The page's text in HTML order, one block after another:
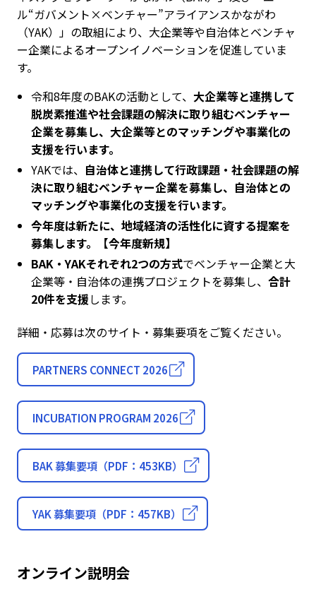
ル“ガバメント×ベンチャー”アライアンスかながわ
（YAK）」の取組により、大企業等や自治体とベンチャ
ー企業によるオープンイノベーションを促進していま
す。
令和8年度のBAKの活動として、 大企業等と連携して
脱炭素推進や社会課題の解決に取り組むベンチャー
企業を募集し、大企業等とのマッチングや事業化の
支援を行います。
YAKでは、 自治体と連携して行政課題・社会課題の解
決に取り組むベンチャー企業を募集し、自治体との
マッチングや事業化の支援を行います。
今年度は新たに、地域経済の活性化に資する提案を
募集します。【今年度新規】
BAK・YAKそれぞれ2つの方式でベンチャー企業と大
企業等・自治体の連携プロジェクトを募集し、 合計
20件を支援します。
詳細・応募は次のサイト・募集要項をご覧ください。
PARTNERS CONNECT 2026
INCUBATION PROGRAM 2026
BAK 募集要項（PDF：453KB）
YAK 募集要項（PDF：457KB）
オンライン説明会